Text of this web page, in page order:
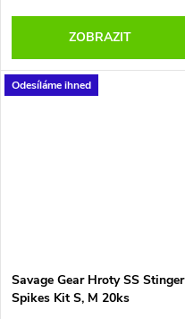
ZOBRAZIT
Odesíláme ihned
Savage Gear Hroty SS Stinger
Spikes Kit S, M 20ks